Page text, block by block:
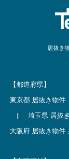
居抜き
【都道府県】
東京都 居抜き物件
|
埼玉県 居抜
大阪府 居抜き物件